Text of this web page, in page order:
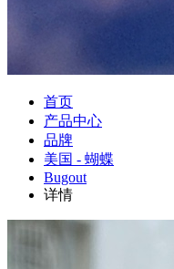
首页
产品中心
品牌
美国 - 蝴蝶
Bugout
详情